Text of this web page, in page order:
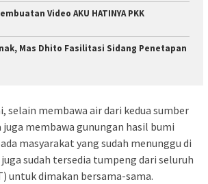
Video AKU HATINYA PKK
Mas Dhito Fasilitasi Sidang Penetapan
selain membawa air dari kedua sumber
membawa gunungan hasil bumi
masyarakat yang sudah menunggu di
sudah tersedia tumpeng dari seluruh
untuk dimakan bersama-sama.